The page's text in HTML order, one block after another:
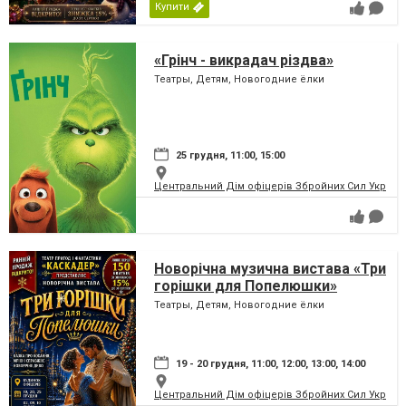
Купити
«Грінч - викрадач різдва»
Театры, Детям, Новогодние ёлки
25 грудня, 11:00, 15:00
Центральний Дім офіцерів Збройних Сил
Новорічна музична вистава «Три
горішки для Попелюшки»
Театры, Детям, Новогодние ёлки
19 - 20 грудня, 11:00, 12:00, 13:00, 14:00
Центральний Дім офіцерів Збройних Сил